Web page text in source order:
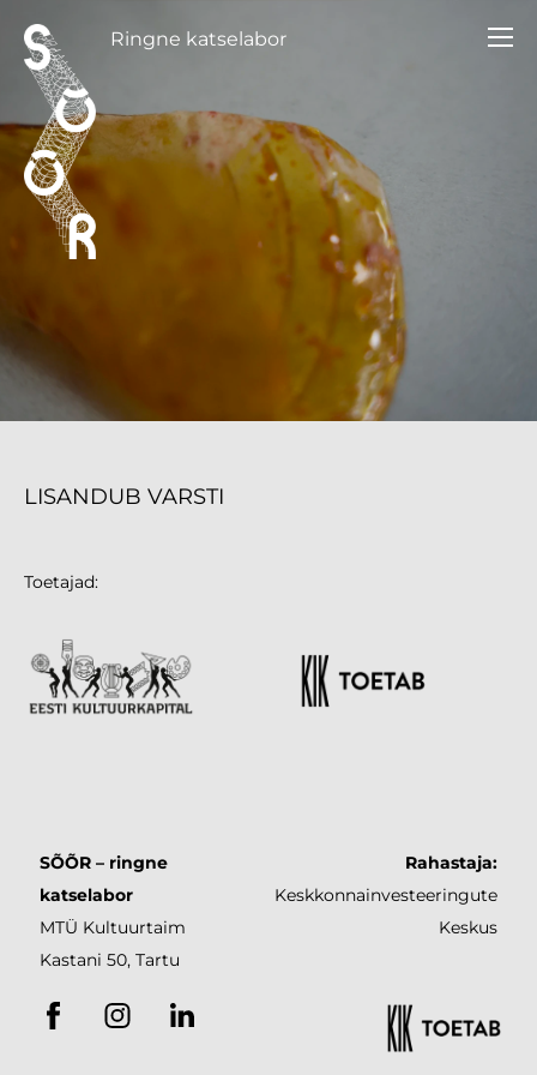
Ringne katselabor
LISANDUB VARSTI
Toetajad:
SÕÕR – ringne
katselabor
MTÜ Kultuurtaim
Kastani 50, Tartu
Rahastaja:
Keskkonnainvesteeringute
Keskus